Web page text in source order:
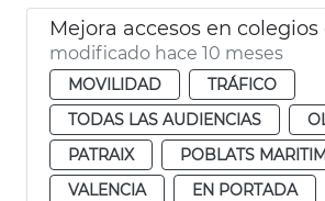
modificado hace 10 meses
MOVILIDAD
TRÁFICO
TODAS LAS AUDIENCIAS
PATRAIX
POBLATS
VALENCIA
EN PORTADA